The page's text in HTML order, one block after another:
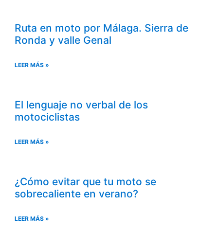
Ruta en moto por Málaga. Sierra de
Ronda y valle Genal
LEER MÁS »
El lenguaje no verbal de los
motociclistas
LEER MÁS »
¿Cómo evitar que tu moto se
sobrecaliente en verano?
LEER MÁS »